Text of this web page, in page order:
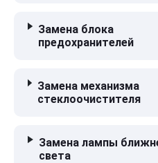
Замена блока
предохранителей
Замена механизма
стеклоочистителя
Замена лампы
света